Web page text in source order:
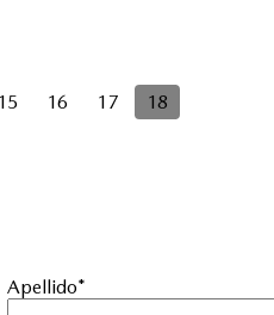
15 16 17 18
Apellido*